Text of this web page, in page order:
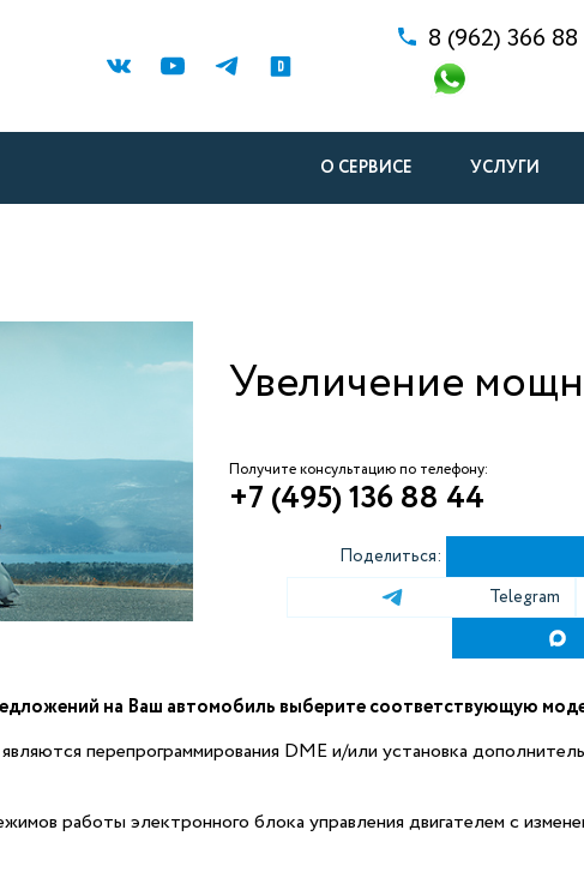
8 (962) 366
О СЕРВИСЕ УСЛУГИ
Увеличение
Получите консультацию по телефону:
+7 (495) 136 88 44
Поделиться:
Telegram
на Ваш автомобиль выберите соответствующую
перепрограммирования DME и/или установка
работы электронного блока управления двигателем с